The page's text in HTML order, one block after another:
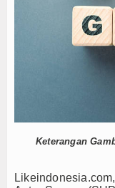
Download
Langgar UU PDP
Beralih ke
Status Tuan
FORNAS 2027,
35.872
Dimulai 6 Agustus
Beralih ke
Keterangan